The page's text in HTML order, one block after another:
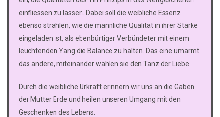
einfliessen zu lassen. Dabei soll die weibliche Essenz
ebenso strahlen, wie die männliche Qualität in ihrer Stärke
eingeladen ist, als ebenbürtiger Verbündeter mit einem
leuchtenden Yang die Balance zu halten. Das eine umarmt
das andere, miteinander wählen sie den Tanz der Liebe.
Durch die weibliche Urkraft erinnern wir uns an die Gaben
der Mutter Erde und heilen unseren Umgang mit den
Geschenken des Lebens.